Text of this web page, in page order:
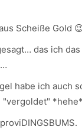
Scheiße Gold
das ich
habe ich auch
"vergoldet" *hehe*